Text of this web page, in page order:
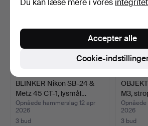
BLINKER Nikon SB-24 &
Metz 45 CT-1, lysmål…
Opnåede hammerslag 12 apr
2026
3 bud
M3,
2026
3 bud
Cookie-
Accepter alle